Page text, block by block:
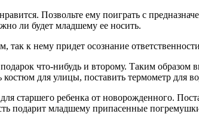
Позвольте ему поиграть с
ли будет младшему ее носить.
так к нему придет осознание
что-нибудь и второму. Таким
для улицы, поставить термометр для
старшего ребенка от новорожденного.
подарит младшему припасенные